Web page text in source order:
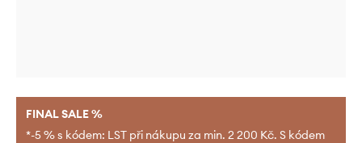
FINAL SALE %
*-5 % s kódem: LST při nákupu za min. 2 200 Kč. S kódem